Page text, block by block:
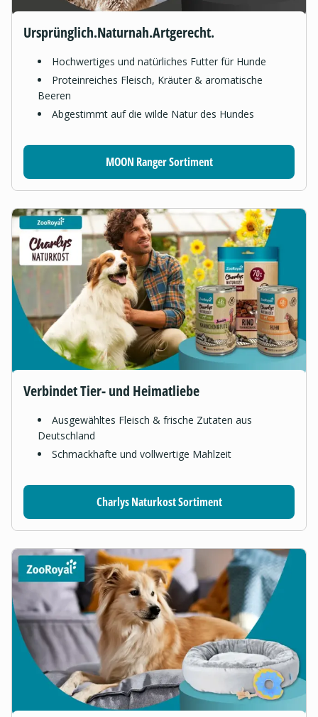
Ursprünglich.Naturnah.Artgerecht.
Hochwertiges und natürliches Futter für Hunde
Proteinreiches Fleisch, Kräuter & aromatische
Beeren
Abgestimmt auf die wilde Natur des Hundes
MOON Ranger Sortiment
Verbindet Tier- und Heimatliebe
Ausgewähltes Fleisch & frische Zutaten aus
Deutschland
Schmackhafte und vollwertige Mahlzeit
Charlys Naturkost Sortiment